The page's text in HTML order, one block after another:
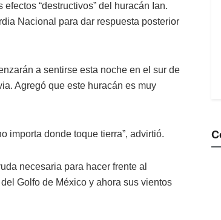
“destructivos” del huracán Ian.
Nacional para dar respuesta posterior
a sentirse esta noche en el sur de
Agregó que este huracán es muy
importa donde toque tierra”, advirtió.
necesaria para hacer frente al
Golfo de México y ahora sus vientos